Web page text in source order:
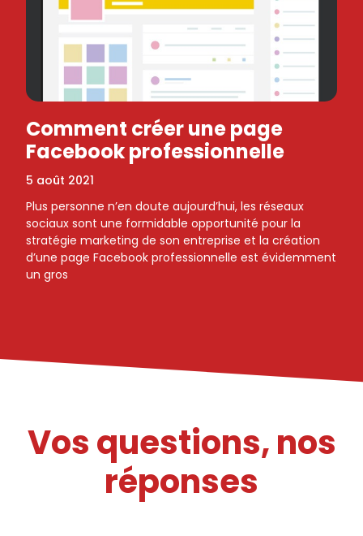
Comment créer une page
Facebook professionnelle
5 août 2021
Plus personne n’en doute aujourd’hui, les réseaux
sociaux sont une formidable opportunité pour la
stratégie marketing de son entreprise et la création
d’une page Facebook professionnelle est évidemment
un gros
Vos questions, nos
réponses